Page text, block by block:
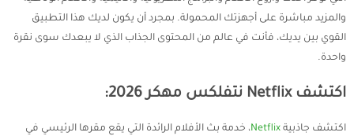
والمزيد مباشرة على أجهزتك المحمولة. بمجرد أن يكون لديك هذا التطبيق
القوي بين يديك، فأنت في عالم من المحتوى الجذاب الذي لا يبعدك سوى نقرة
واحدة.
اكتشف Netflix نتفلكس مهكر 2026:
اكتشف جاذبية Netflix، خدمة بث الأفلام الرائدة التي يقع مقرها الرئيسي في